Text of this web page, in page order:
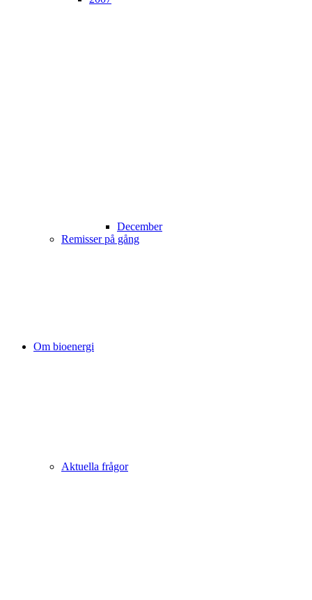
December
Remisser på gång
Om bioenergi
Aktuella frågor